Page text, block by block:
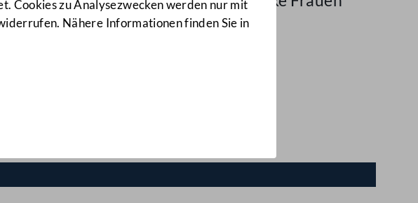
Cookies zu Analysezwecken werden nur mit
Nähere Informationen finden Sie in